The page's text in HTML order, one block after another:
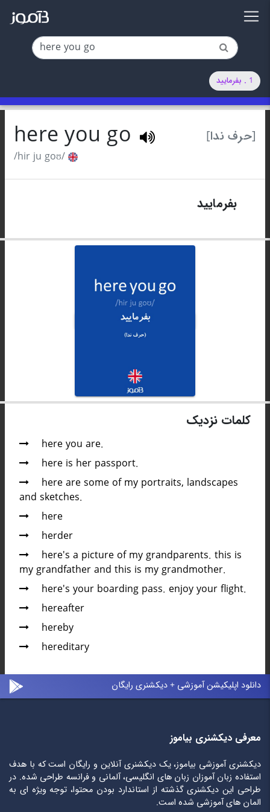
1 . بفرمایید
[حرف ندا] here you go
/hir ju goʊ/
بفرمایید
کلمات نزدیک
here you are.
here is her passport.
here are some of my portraits, landscapes
and sketches.
here
herder
here's a picture of my grandparents. this is
my grandfather and this is my grandmother.
here's your boarding pass. enjoy your flight.
hereafter
hereby
hereditary
دانلود اپلیکیشن آموزشی + دیکشنری رایگان
معرفی دیکشنری بیاموز
دیکشنری آموزشی بیاموز، یک دیکشنری آنلاین و رایگان است که با هدف
استفاده زبان آموزان زبان های انگلیسی، آلمانی و فرانسه طراحی شده. در
طراحی این دیکشنری گذشته از استاندارد بودن محتوا، توجه ویژه ای به
المان های آموزشی شده است.